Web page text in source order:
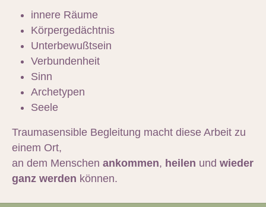
innere Räume
Körpergedächtnis
Unterbewußtsein
Verbundenheit
Sinn
Archetypen
Seele
Traumasensible Begleitung macht diese Arbeit zu
einem Ort,
an dem Menschen ankommen, heilen und wieder
ganz werden können.